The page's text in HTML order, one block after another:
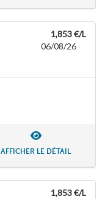
1,853 €/L
06/08/26
AFFICHER LE DÉTAIL
1,853 €/L